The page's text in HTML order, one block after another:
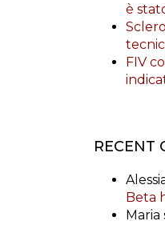
è
FIV
RECENT
Beta
Maria